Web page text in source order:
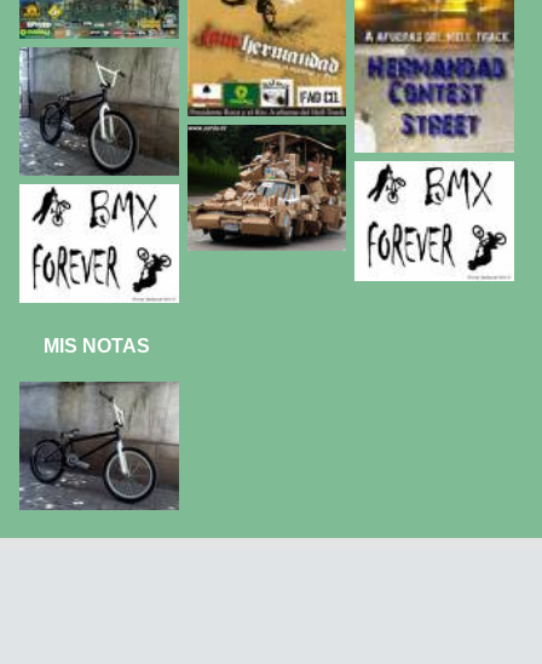
MIS NOTAS